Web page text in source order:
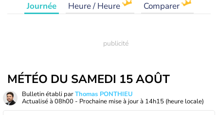
Journée Heure / Heure Comparer
MÉTÉO DU SAMEDI 15 AOÛT
Bulletin établi parThomas PONTHIEU
Actualisé à 08h00 - Prochaine mise à jour à 14h15 (heure locale)